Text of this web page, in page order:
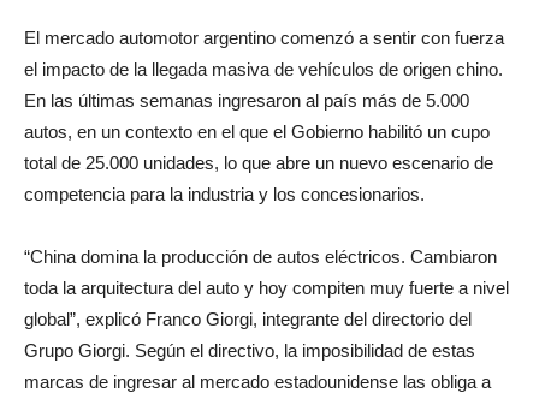
El mercado automotor argentino comenzó a sentir con fuerza
el impacto de la llegada masiva de vehículos de origen chino.
En las últimas semanas ingresaron al país más de 5.000
autos, en un contexto en el que el Gobierno habilitó un cupo
total de 25.000 unidades, lo que abre un nuevo escenario de
competencia para la industria y los concesionarios.
“China domina la producción de autos eléctricos. Cambiaron
toda la arquitectura del auto y hoy compiten muy fuerte a nivel
global”, explicó Franco Giorgi, integrante del directorio del
Grupo Giorgi. Según el directivo, la imposibilidad de estas
marcas de ingresar al mercado estadounidense las obliga a